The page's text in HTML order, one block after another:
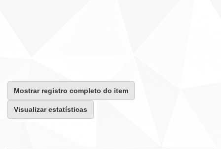
Mostrar registro completo do item
Visualizar estatísticas